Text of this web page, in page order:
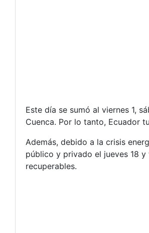
Este día se sumó al viernes 1,
Cuenca. Por lo tanto, Ecuador
Además, debido a la crisis
público y privado el jueves 18
recuperables.